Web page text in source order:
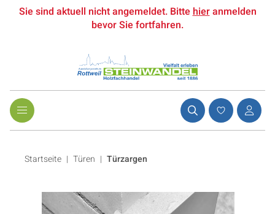
Sie sind aktuell nicht angemeldet. Bittehieranmelden
bevor Sie fortfahren.
Startseite Türen | Türzargen